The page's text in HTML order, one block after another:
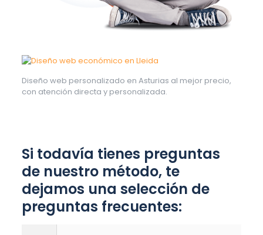
Diseño web personalizado en Asturias al mejor precio,
con atención directa y personalizada.
Si todavía tienes preguntas
de nuestro método, te
dejamos una selección de
preguntas frecuentes: